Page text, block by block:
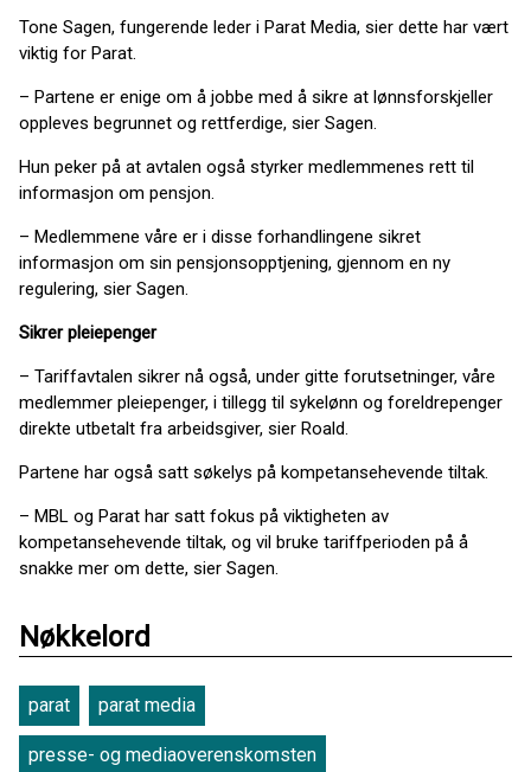
Tone Sagen, fungerende leder i Parat Media, sier dette har vært
viktig for Parat.
– Partene er enige om å jobbe med å sikre at lønnsforskjeller
oppleves begrunnet og rettferdige, sier Sagen.
Hun peker på at avtalen også styrker medlemmenes rett til
informasjon om pensjon.
– Medlemmene våre er i disse forhandlingene sikret
informasjon om sin pensjonsopptjening, gjennom en ny
regulering, sier Sagen.
Sikrer pleiepenger
– Tariffavtalen sikrer nå også, under gitte forutsetninger, våre
medlemmer pleiepenger, i tillegg til sykelønn og foreldrepenger
direkte utbetalt fra arbeidsgiver, sier Roald.
Partene har også satt søkelys på kompetansehevende tiltak.
– MBL og Parat har satt fokus på viktigheten av
kompetansehevende tiltak, og vil bruke tariffperioden på å
snakke mer om dette, sier Sagen.
Nøkkelord
parat parat media
presse- og mediaoverenskomsten